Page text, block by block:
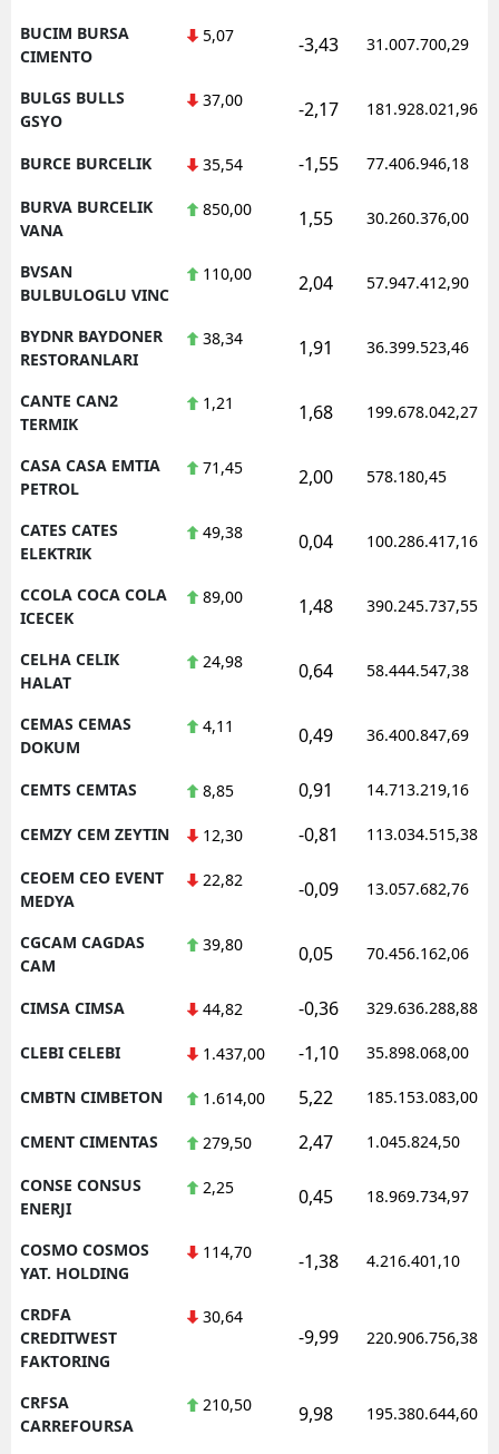
BUCIM BURSA
CIMENTO
5,07 -3,43 31.007.700,29
BULGS BULLS
GSYO
37,00 -2,17 181.928.021,96
BURCE BURCELIK 35,54 -1,55 77.406.946,18
BURVA BURCELIK
VANA
850,00 1,55 30.260.376,00
BVSAN
BULBULOGLU VINC
110,00 2,04 57.947.412,90
BYDNR BAYDONER
RESTORANLARI
38,34 1,91 36.399.523,46
CANTE CAN2
TERMIK
1,21 1,68 199.678.042,27
CASA CASA EMTIA
PETROL
71,45 2,00 578.180,45
CATES CATES
ELEKTRIK
49,38 0,04 100.286.417,16
CCOLA COCA COLA
ICECEK
89,00 1,48 390.245.737,55
CELHA CELIK
HALAT
24,98 0,64 58.444.547,38
CEMAS CEMAS
DOKUM
4,11 0,49 36.400.847,69
CEMTS CEMTAS 8,85 0,91 14.713.219,16
CEMZY CEM ZEYTIN 12,30 -0,81 113.034.515,38
CEOEM CEO EVENT
MEDYA
22,82 -0,09 13.057.682,76
CGCAM CAGDAS
CAM
39,80 0,05 70.456.162,06
CIMSA CIMSA 44,82 -0,36 329.636.288,88
CLEBI CELEBI 1.437,00 -1,10 35.898.068,00
CMBTN CIMBETON 1.614,00 5,22 185.153.083,00
CMENT CIMENTAS 279,50 2,47 1.045.824,50
CONSE CONSUS
ENERJI
2,25 0,45 18.969.734,97
COSMO COSMOS
YAT. HOLDING
114,70 -1,38 4.216.401,10
CRDFA
CREDITWEST
FAKTORING
30,64
-9,99 220.906.756,38
CRFSA
CARREFOURSA
210,50 9,98 195.380.644,60